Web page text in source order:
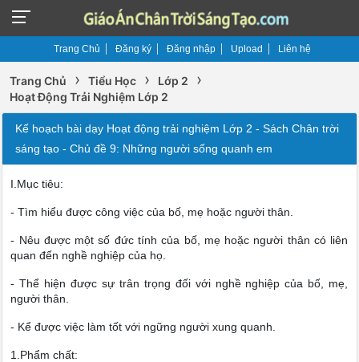
Trang Chủ Đăng ký Đăng nhập Upload Liên hệ
Trang Chủ › Tiểu Học › Lớp 2 ›
Hoạt Động Trải Nghiệm Lớp 2
Kế hoạch bài dạy Hoạt động trải nghiệm Lớp 2 - Sách Chân trời
sáng tạo - Chủ đề 9: Những người sống quanh em
I.Mục tiêu:
- Tìm hiểu được công việc của bố, mẹ hoặc người thân.
- Nêu được một số đức tính của bố, mẹ hoặc người thân có liên
quan đến nghề nghiệp của họ.
- Thể hiện được sự trân trọng đối với nghề nghiệp của bố, mẹ,
người thân.
- Kể được việc làm tốt với ngững người xung quanh.
1.Phẩm chất: